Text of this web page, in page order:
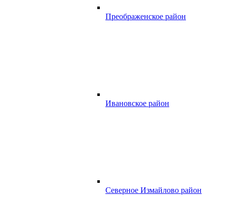
Преображенское район
Ивановское район
Северное Измайлово район